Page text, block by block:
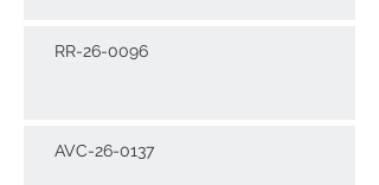
RR-26-0096
AVC-26-0137